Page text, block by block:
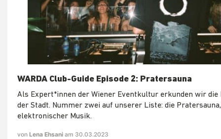
WARDA Club-Guide Episode 2: Pratersauna
Als Expert*innen der Wiener Eventkultur erkunden wir die
der Stadt. Nummer zwei auf unserer Liste: die
elektronischer Musik.
von Lena Ehsani am 30.03.2023